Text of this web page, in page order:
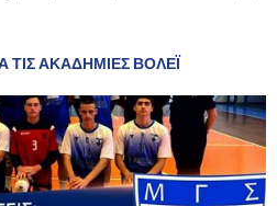
ΑΚΑΔΗΜΙΕΣ ΒΟΛΕΪ